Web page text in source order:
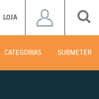
LOJA
CATEGORIAS SUBMETER